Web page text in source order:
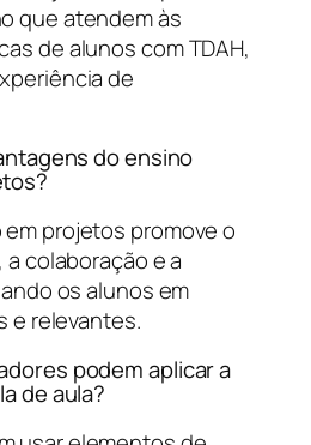
que atendem às
de alunos com TDAH,
de
do ensino
projetos promove o
colaboração e a
os alunos em
e relevantes.
podem aplicar a
de aula?